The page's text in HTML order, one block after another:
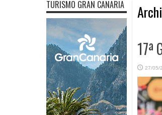
17ª
27/05/
TURISMO GRAN CANARIA